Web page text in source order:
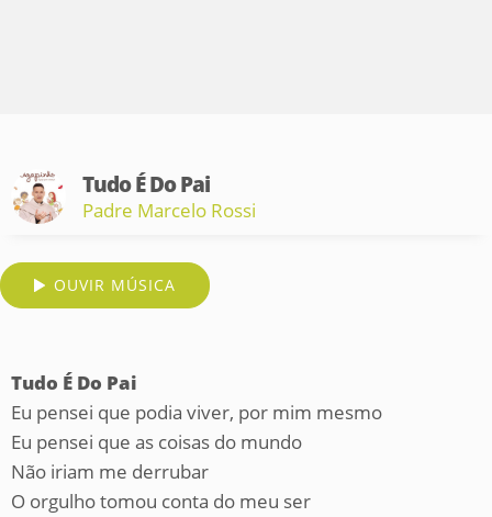
Tudo É Do Pai
Padre Marcelo Rossi
OUVIR MÚSICA
Tudo É Do Pai
Eu pensei que podia viver, por mim mesmo
Eu pensei que as coisas do mundo
Não iriam me derrubar
O orgulho tomou conta do meu ser